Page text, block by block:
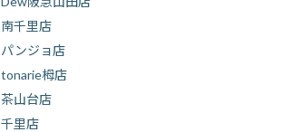
南千里店
パンジョ店
tonarie栂店
茶山台店
千里店